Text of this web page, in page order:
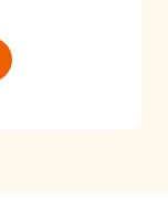
를 붙여주면
잘라 붙이거
컵, 색지, 종